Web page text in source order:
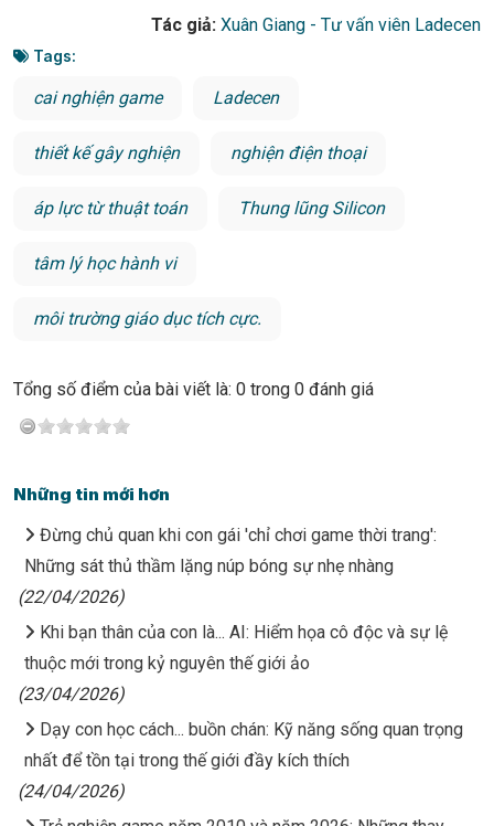
Tác giả: Xuân Giang - Tư vấn viên Ladecen
Tags:
cai nghiện game Ladecen
thiết kế gây nghiện nghiện điện thoại
áp lực từ thuật toán Thung lũng Silicon
tâm lý học hành vi
môi trường giáo dục tích cực.
Tổng số điểm của bài viết là: 0 trong 0 đánh giá
Những tin mới hơn
Đừng chủ quan khi con gái 'chỉ chơi game thời trang':
Những sát thủ thầm lặng núp bóng sự nhẹ nhàng
(22/04/2026)
Khi bạn thân của con là... AI: Hiểm họa cô độc và sự lệ
thuộc mới trong kỷ nguyên thế giới ảo
(23/04/2026)
Dạy con học cách... buồn chán: Kỹ năng sống quan trọng
nhất để tồn tại trong thế giới đầy kích thích
(24/04/2026)